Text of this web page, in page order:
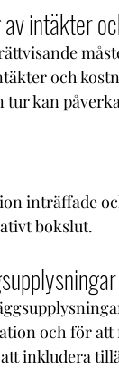
intäkter
och
tur kan
inträffade
bokslut.
och för
inkludera